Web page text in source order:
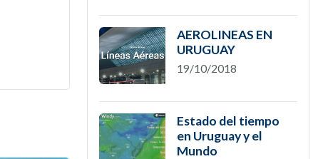
AEROLINEAS EN
URUGUAY
19/10/2018
Estado del tiempo
en Uruguay y el
Mundo